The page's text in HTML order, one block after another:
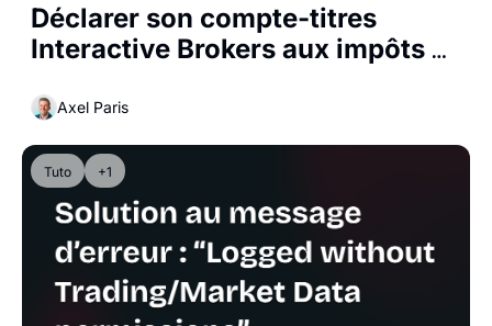
Déclarer son compte-titres
Interactive Brokers aux impôts
Axel Paris
Tuto +1